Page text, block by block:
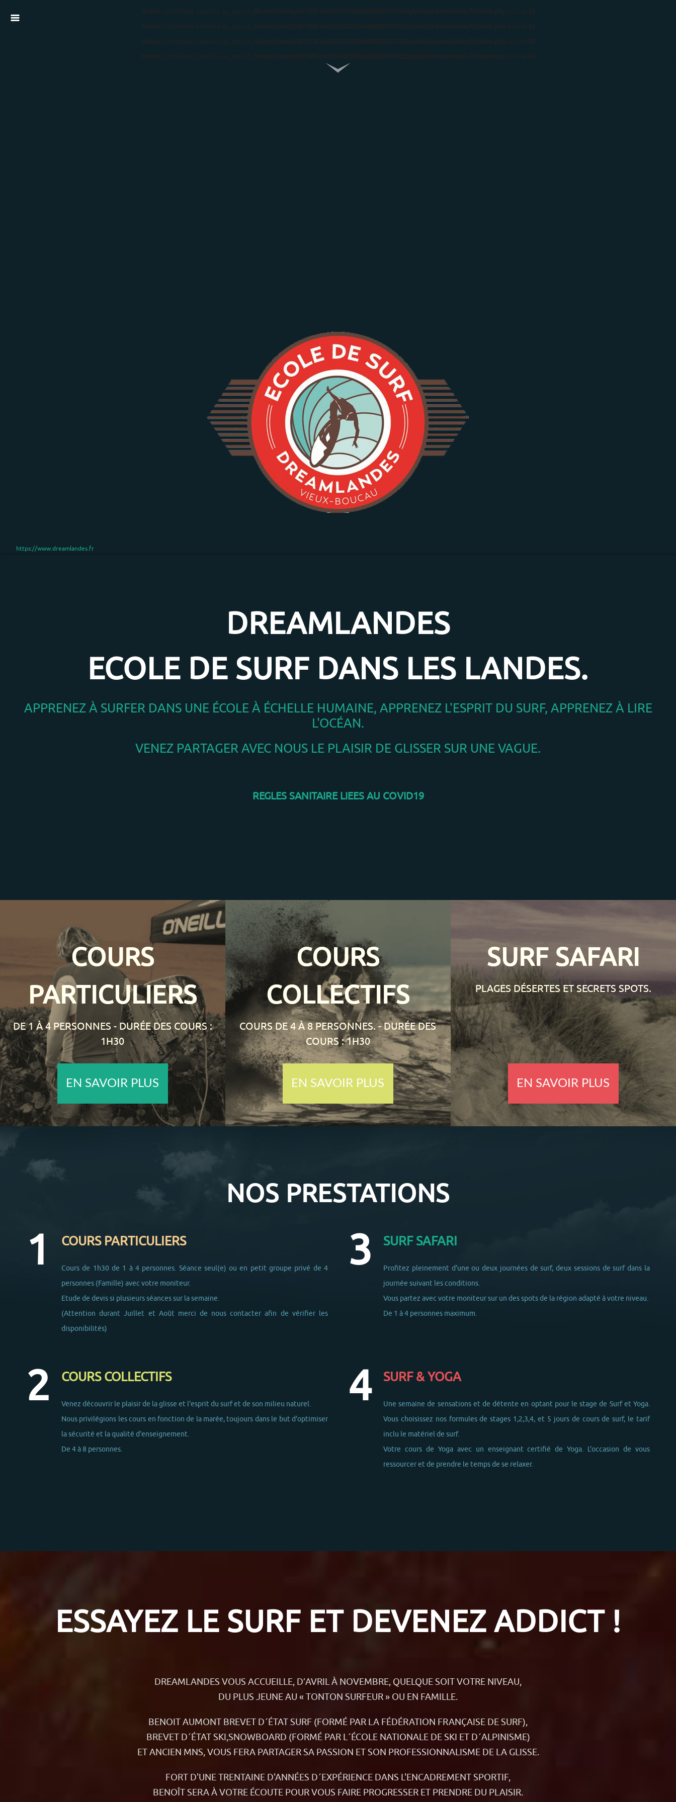
https://www.dreamlandes.fr
DREAMLANDES
ECOLE DE SURF DANS LES LANDES.
APPRENEZ À SURFER DANS UNE ÉCOLE À ÉCHELLE HUMAINE, APPRENEZ L'ESPRIT DU SURF, APPRENEZ À LIRE
L'OCÉAN.
VENEZ PARTAGER AVEC NOUS LE PLAISIR DE GLISSER SUR UNE VAGUE.
REGLES SANITAIRE LIEES AU COVID19
EN SAVOIR PLUS
COURS
PARTICULIERS
DE 1 À 4 PERSONNES - DURÉE DES COURS :
1H30
EN SAVOIR PLUS
COURS
COLLECTIFS
COURS DE 4 À 8 PERSONNES. - DURÉE DES
COURS : 1H30
EN SAVOIR PLUS
SURF SAFARI
PLAGES DÉSERTES ET SECRETS SPOTS.
NOS PRESTATIONS
COURS PARTICULIERS
Cours de 1h30 de 1 à 4 personnes. Séance seul(e) ou en petit groupe privé de 4
personnes (Famille) avec votre moniteur.
Etude de devis si plusieurs séances sur la semaine.
(Attention durant Juillet et Août merci de nous contacter afin de vérifier les
disponibilités)
COURS COLLECTIFS
Venez découvrir le plaisir de la glisse et l'esprit du surf et de son milieu naturel.
Nous privilégions les cours en fonction de la marée, toujours dans le but d'optimiser
la sécurité et la qualité d'enseignement.
De 4 à 8 personnes.
SURF SAFARI
Profitez pleinement d'une ou deux journées de surf, deux sessions de surf dans la
journée suivant les conditions.
Vous partez avec votre moniteur sur un des spots de la région adapté à votre niveau.
De 1 à 4 personnes maximum.
SURF & YOGA
Une semaine de sensations et de détente en optant pour le stage de Surf et Yoga.
Vous choisissez nos formules de stages 1,2,3,4, et 5 jours de cours de surf, le tarif
inclu le matériel de surf.
Votre cours de Yoga avec un enseignant certifié de Yoga. L'occasion de vous
ressourcer et de prendre le temps de se relaxer.
ESSAYEZ LE SURF ET DEVENEZ ADDICT !
DREAMLANDES VOUS ACCUEILLE, D’AVRIL À NOVEMBRE, QUELQUE SOIT VOTRE NIVEAU,
DU PLUS JEUNE AU « TONTON SURFEUR » OU EN FAMILLE.
BENOIT AUMONT BREVET D´ÉTAT SURF (FORMÉ PAR LA FÉDÉRATION FRANÇAISE DE SURF),
BREVET D´ÉTAT SKI,SNOWBOARD (FORMÉ PAR L´ÉCOLE NATIONALE DE SKI ET D´ALPINISME)
ET ANCIEN MNS, VOUS FERA PARTAGER SA PASSION ET SON PROFESSIONNALISME DE LA GLISSE.
FORT D'UNE TRENTAINE D'ANNÉES D´EXPÉRIENCE DANS L'ENCADREMENT SPORTIF,
BENOÎT SERA À VOTRE ÉCOUTE POUR VOUS FAIRE PROGRESSER ET PRENDRE DU PLAISIR.